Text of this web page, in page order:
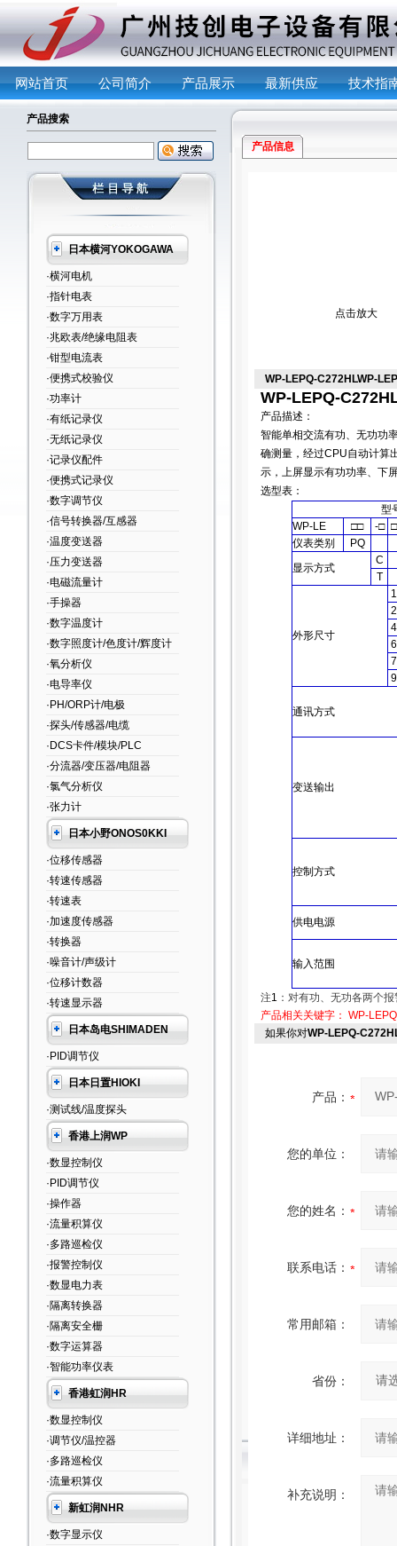
网站首页 公司简介 产品展示 最新供应 技术指
产品搜索
日本横河YOKOGAWA
·横河电机
·指针电表
·数字万用表
·兆欧表/绝缘电阻表
·钳型电流表
·便携式校验仪
·功率计
·有纸记录仪
·无纸记录仪
·记录仪配件
·便携式记录仪
·数字调节仪
·信号转换器/互感器
·温度变送器
·压力变送器
·电磁流量计
·手操器
·数字温度计
·数字照度计/色度计/辉度计
·氧分析仪
·电导率仪
·PH/ORP计/电极
·探头/传感器/电缆
·DCS卡件/模块/PLC
·分流器/变压器/电阻器
·氯气分析仪
·张力计
日本小野ONOS0KKI
·位移传感器
·转速传感器
·转速表
·加速度传感器
·转换器
·噪音计/声级计
·位移计数器
·转速显示器
日本岛电SHIMADEN
·PID调节仪
日本日置HIOKI
·测试线/温度探头
香港上润WP
·数显控制仪
·PID调节仪
·操作器
·流量积算仪
·多路巡检仪
·报警控制仪
·数显电力表
·隔离转换器
·隔离安全栅
·数字运算器
·智能功率仪表
香港虹润HR
·数显控制仪
·调节仪/温控器
·多路巡检仪
·流量积算仪
新虹润NHR
·数字显示仪
产品信息
点击放大
WP-LEPQ-C272HLWP-
WP-LEPQ-
产品描述：
智能单相交流有功、无功功
确测量，经过CPU自动计算
示，上屏显示有功功率、下
选型表：
型
WP-LE
□□ -□ □
仪表类别
PQ
显示方式
C
T
外形尺寸
1
2
4
6
7
9
通讯方式
变送输出
控制方式
供电电源
输入范围
注1 ：对有功、无功各两个
产品相关关键字： WP-LEPQ
如果你对WP-LEPQ-
产品：
您的单位：
您的姓名：
联系电话：
常用邮箱：
省份：
详细地址：
补充说明：